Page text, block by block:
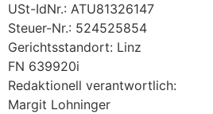
USt-IdNr.: ATU81326147
Steuer-Nr.: 524525854
Gerichtsstandort: Linz
FN 639920i
Redaktionell verantwortlich:
Margit Lohninger